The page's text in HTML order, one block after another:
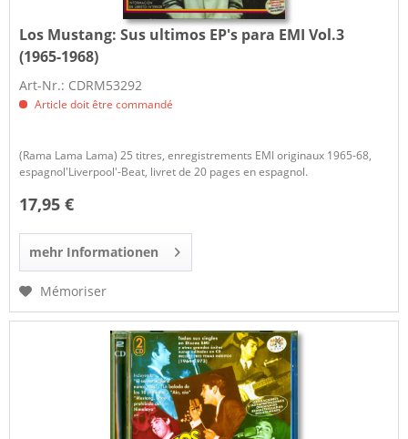
Los Mustang:Sus ultimos EP's para EMI Vol.3
(1965-1968)
Art-Nr.: CDRM53292
Article doit être commandé
(Rama Lama Lama) 25 titres, enregistrements EMI originaux 1965-68,
espagnol'Liverpool'-Beat, livret de 20 pages en espagnol.
17,95 €
mehr Informationen
Mémoriser